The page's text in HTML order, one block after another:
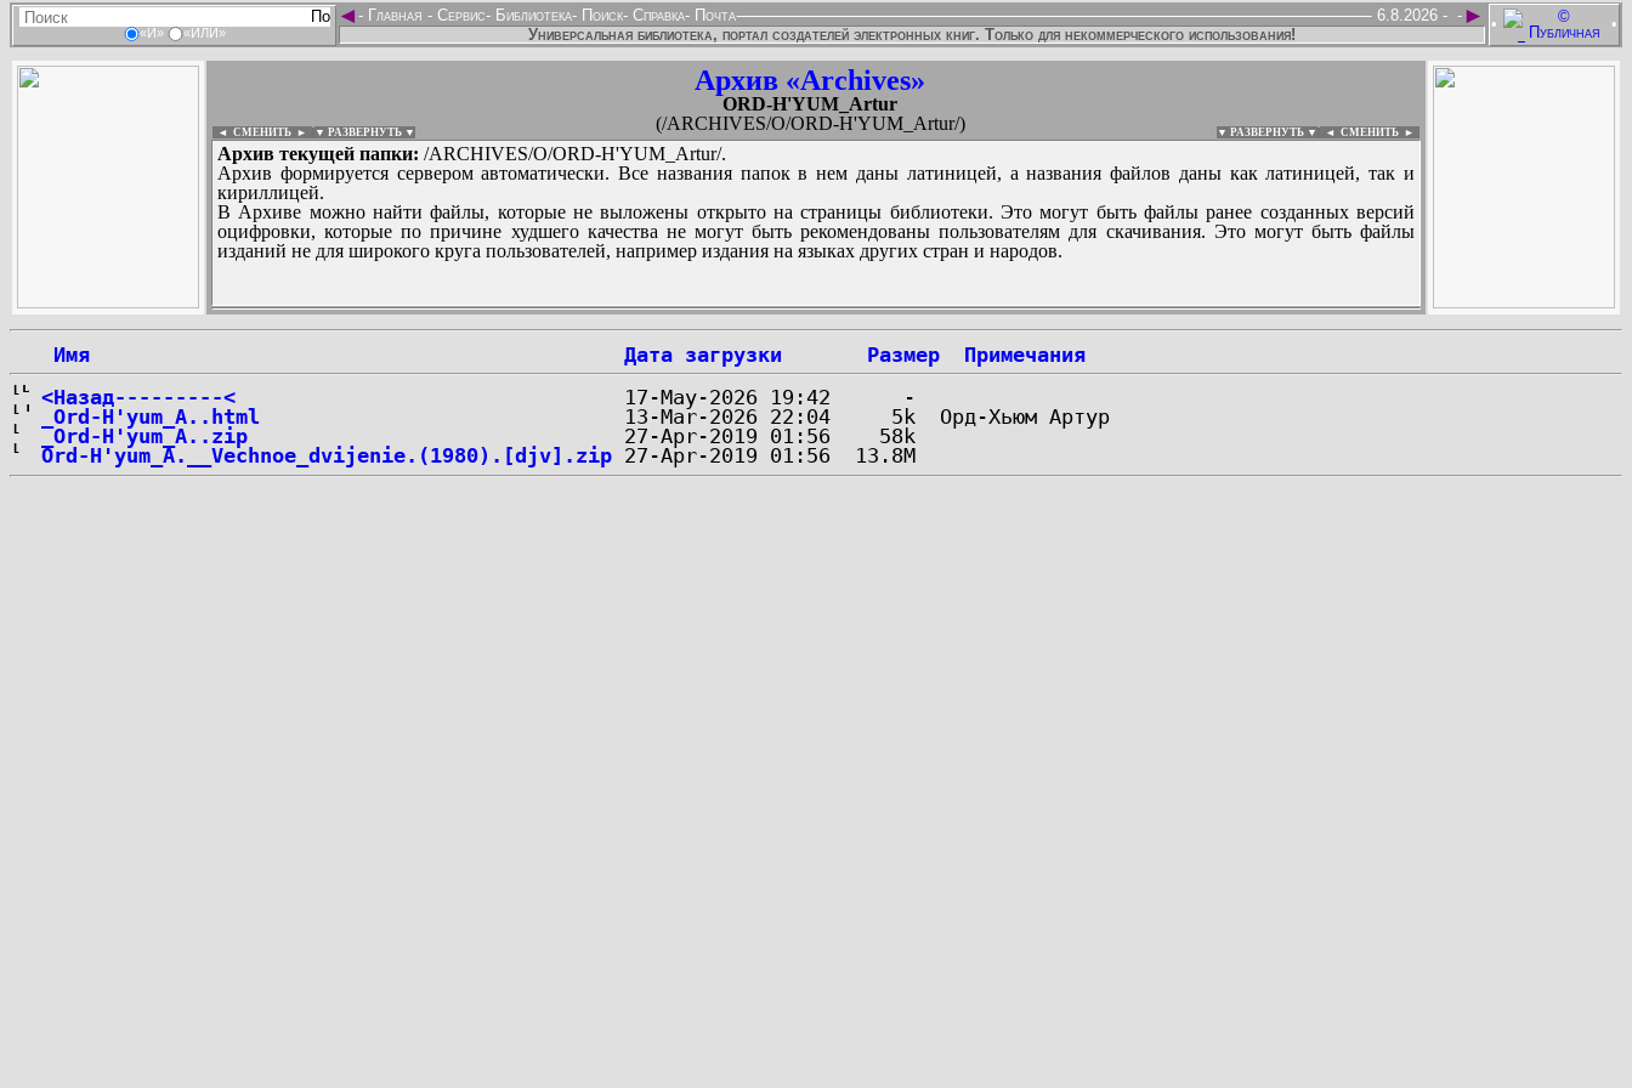
«И» «ИЛИ»
• •
◄ ►
- Главная - Сервис- Библиотека- Поиск- Справка- Почта -
6.8.2026 -
Универсальная библиотека, портал создателей электронных книг. Только для некоммерческого использования!
Архив «Archives»
ORD-H'YUM_Artur
(/ARCHIVES/O/ORD-H'YUM_Artur/)
◄ СМЕНИТЬ ► ▼ РАЗВЕРНУТЬ ▼ ▼ РАЗВЕРНУТЬ ▼ ◄ СМЕНИТЬ ►
Архив текущей папки: /ARCHIVES/O/ORD-H'YUM_Artur/.
Архив формируется сервером автоматически. Все названия папок в нем даны латиницей, а названия файлов даны как латиницей, так и
кириллицей.
В Архиве можно найти файлы, которые не выложены открыто на страницы библиотеки. Это могут быть файлы ранее созданных версий
оцифровки, которые по причине худшего качества не могут быть рекомендованы пользователям для скачивания. Это могут быть файлы
изданий не для широкого круга пользователей, например издания на языках других стран и народов.
:
...
Имя Дата загрузки Размер
Примечания
<Назад---------<
_Ord-H'yum_A..html
_Ord-H'yum_A..zip
Ord-H'yum_A.__Vechnoe_dvijenie.(1980).[djv].zip